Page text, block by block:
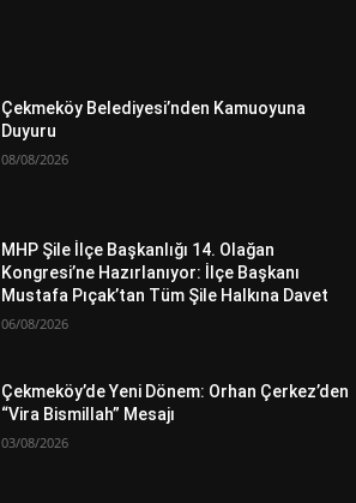
Çekmeköy Belediyesi’nden Kamuoyuna
Duyuru
08/08/2026
MHP Şile İlçe Başkanlığı 14. Olağan
Kongresi’ne Hazırlanıyor: İlçe Başkanı
Mustafa Pıçak’tan Tüm Şile Halkına Davet
06/08/2026
Çekmeköy’de Yeni Dönem: Orhan Çerkez’den
“Vira Bismillah” Mesajı
03/08/2026